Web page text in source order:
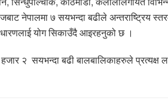
नेपालमा ७ सयभन्दा बढीले अन्तराष्ट्रिय
योग सिकाउँदै आइरहनुको छ ।
२ सयभन्दा बढी बालबालिकाहरुले प्रत्यक्ष